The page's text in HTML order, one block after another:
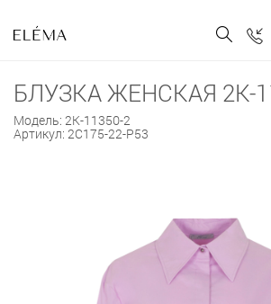
БЛУЗКА ЖЕНСКАЯ 2К-
Модель: 2К-11350-2
Артикул: 2С175-22-Р53